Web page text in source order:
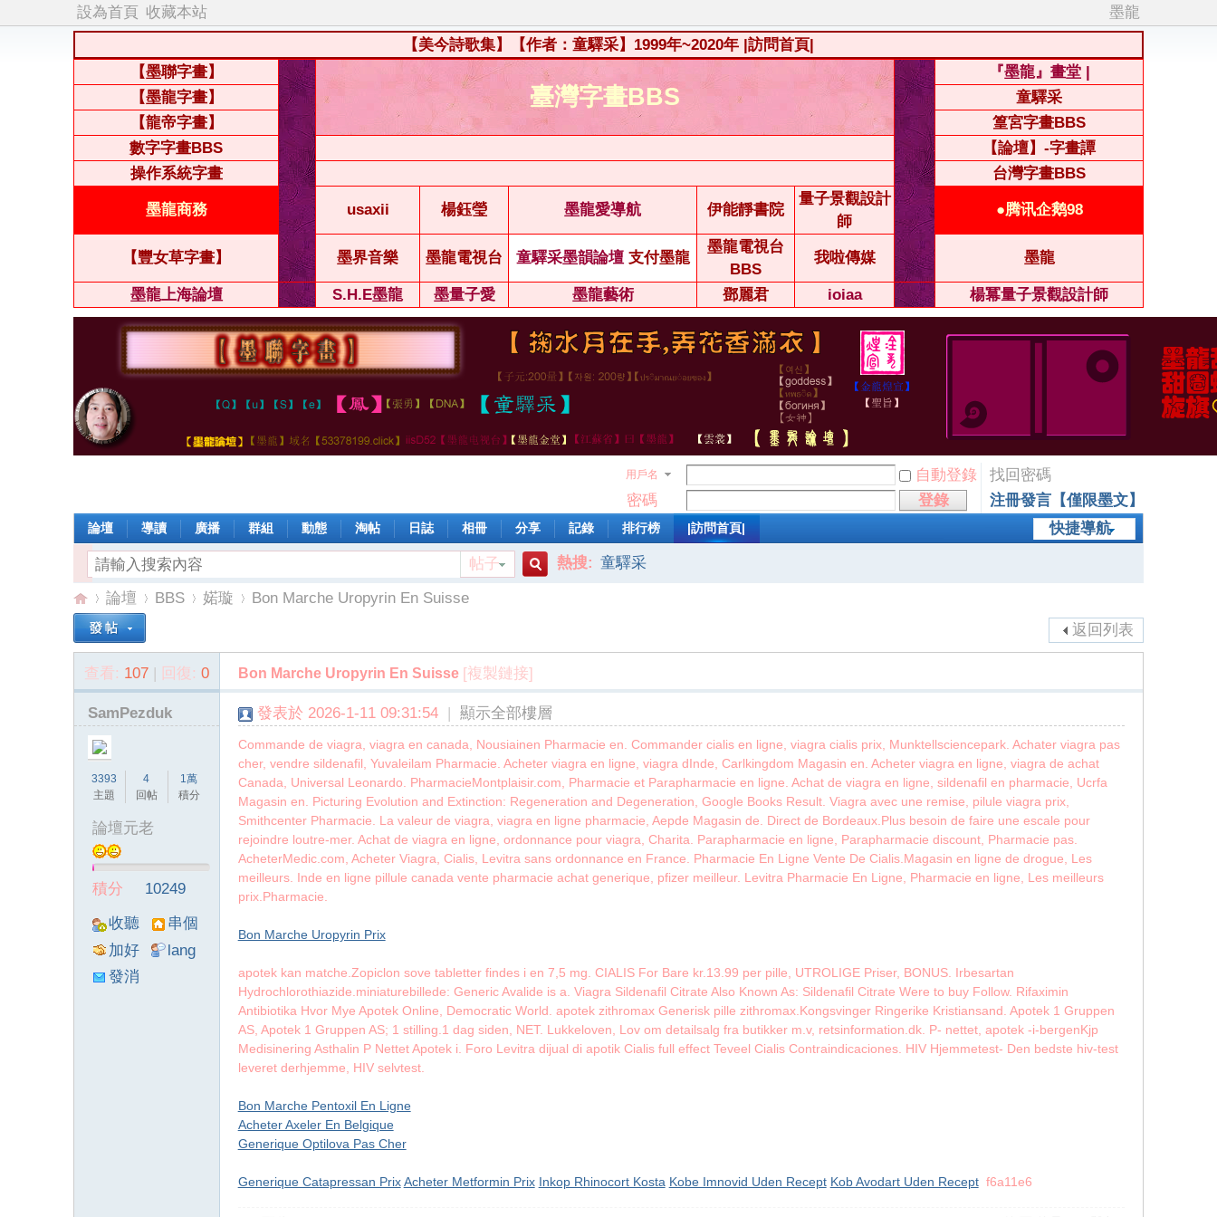
設為首頁 收藏本站
墨龍
【美今詩歌集】【作者：童驛采】1999年~2020年 |訪問首頁|
【墨聯字畫】
臺灣字畫BBS
『墨龍』畫堂 |
【墨龍字畫】
童驛采
【龍帝字畫】
篁宮字畫BBS
數字字畫BBS
【論壇】-字畫譚
操作系統字畫
台灣字畫BBS
墨龍商務 usaxii 楊鈺瑩 墨龍愛導航 伊能靜書院
量子景觀設計
師
●腾讯企鹅98
【豐女草字畫】 墨界音樂 墨龍電視台 童驛采墨韻論壇 支付墨龍
墨龍電視台
BBS
我啦傳媒 墨龍
墨龍上海論壇 S.H.E墨龍 墨量子愛 墨龍藝術 鄧麗君 ioiaa 楊冪量子景觀設計師
用戶名 自動登錄
找回密碼
密碼
登錄
注冊發言【僅限墨文】
快捷導航
論壇 導讀 廣播 群組 動態 淘帖 日誌 相冊 分享 記錄 排行榜 |訪問首頁|
帖子
索
熱搜: 童驛采
【»
論壇
›
BBS
›
婼璇
Bon Marche Uropyrin En Suisse
返回列表
查看: 107 | 回復: 0 Bon Marche Uropyrin En Suisse [複製鏈接]
SamPezduk
3393
主題
4
回帖
1萬
積分
論壇元老
積分 10249
收聽
TA
串個
門
加好
友
lang
發消
發表於 2026-1-11 09:31:54 | 顯示全部樓層
Commande de viagra, viagra en canada, Nousiainen Pharmacie en. Commander cialis en ligne, viagra cialis prix, Munktellsciencepark. Achater viagra pas
cher, vendre sildenafil, Yuvaleilam Pharmacie. Acheter viagra en ligne, viagra dInde, Carlkingdom Magasin en. Acheter viagra en ligne, viagra de achat
Canada, Universal Leonardo. PharmacieMontplaisir.com, Pharmacie et Parapharmacie en ligne. Achat de viagra en ligne, sildenafil en pharmacie, Ucrfa
Magasin en. Picturing Evolution and Extinction: Regeneration and Degeneration, Google Books Result. Viagra avec une remise, pilule viagra prix,
Smithcenter Pharmacie. La valeur de viagra, viagra en ligne pharmacie, Aepde Magasin de. Direct de Bordeaux.Plus besoin de faire une escale pour
rejoindre loutre-mer. Achat de viagra en ligne, ordonnance pour viagra, Charita. Parapharmacie en ligne, Parapharmacie discount, Pharmacie pas.
AcheterMedic.com, Acheter Viagra, Cialis, Levitra sans ordonnance en France. Pharmacie En Ligne Vente De Cialis.Magasin en ligne de drogue, Les
meilleurs. Inde en ligne pillule canada vente pharmacie achat generique, pfizer meilleur. Levitra Pharmacie En Ligne, Pharmacie en ligne, Les meilleurs
prix.Pharmacie.
Bon Marche Uropyrin Prix
apotek kan matche.Zopiclon sove tabletter findes i en 7,5 mg. CIALIS For Bare kr.13.99 per pille, UTROLIGE Priser, BONUS. Irbesartan
Hydrochlorothiazide.miniaturebillede: Generic Avalide is a. Viagra Sildenafil Citrate Also Known As: Sildenafil Citrate Were to buy Follow. Rifaximin
Antibiotika Hvor Mye Apotek Online, Democratic World. apotek zithromax Generisk pille zithromax.Kongsvinger Ringerike Kristiansand. Apotek 1 Gruppen
AS, Apotek 1 Gruppen AS; 1 stilling.1 dag siden, NET. Lukkeloven, Lov om detailsalg fra butikker m.v, retsinformation.dk. P- nettet, apotek -i-bergenKjp
Medisinering Asthalin P Nettet Apotek i. Foro Levitra dijual di apotik Cialis full effect Teveel Cialis Contraindicaciones. HIV Hjemmetest- Den bedste hiv-test
leveret derhjemme, HIV selvtest.
Bon Marche Pentoxil En Ligne
Acheter Axeler En Belgique
Generique Optilova Pas Cher
Generique Catapressan Prix Acheter Metformin Prix Inkop Rhinocort Kosta Kobe Imnovid Uden Recept Kob Avodart Uden Receptf6a11e6